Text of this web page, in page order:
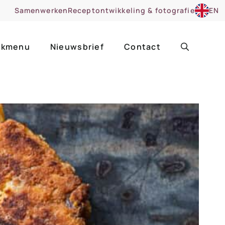
SamenwerkenReceptontwikkeling & fotografie EN
zoet
Nieuwsbrief Contact